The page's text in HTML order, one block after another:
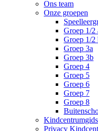
Ons team
Onze groepen
Groep 1/2
Groep 1/2
Groep 3a
Groep 3b
Groep 4
Groep 5
Groep 6
Groep 7
Groep 8
Kindcentrumgids
Privacy